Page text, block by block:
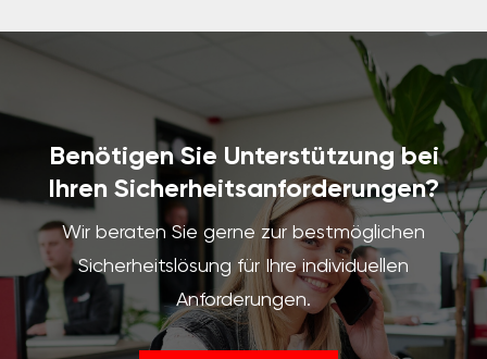
Benötigen Sie Unterstützung bei
Ihren Sicherheitsanforderungen?
Wir beraten Sie gerne zur bestmöglichen
Sicherheitslösung für Ihre individuellen
Anforderungen.